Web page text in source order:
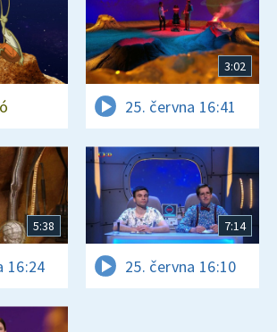
3:02
25. června 16:41
5:38
16:24
7:14
25. června 16:10